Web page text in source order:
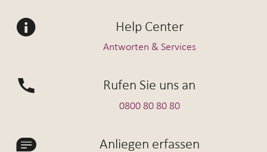
Help Center
Antworten & Services
Rufen Sie uns an
0800 80 80 80
Anliegen erfassen